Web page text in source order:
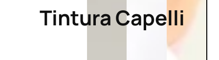
Tintura Capelli